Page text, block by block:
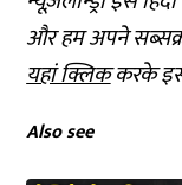
और हम अपने
यहां क्लिककरके
Also see